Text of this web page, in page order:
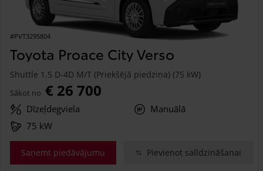
#PVT3295804
Toyota Proace City Verso
Shuttle 1.5 D-4D M/T (Priekšējā piedziņa) (75 kW)
Sākot no € 26 700
Dīzeļdegviela
Manuālā
75 kW
Saņemt piedāvājumu Pievienot salīdzināšanai